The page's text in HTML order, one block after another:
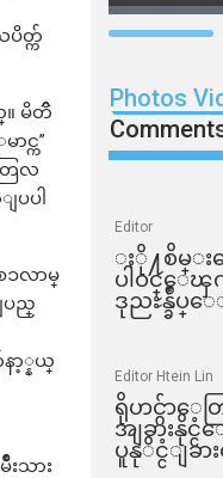
ပိတ္က်
။ မိတၳိ
င္က”
ြလ
ပါ
ၥလာမ္
ပည္
နာ့္နယ္
သား
Photos
Editor
ႏို႔စိမ္းေ
ပါဝင္ေၾ
ဒုညႊန္ခ်ဳပ္
Editor Htein Lin
ရိုဟင္ဂ်ာေတ
အျခားနိုင္
ပူနုိင္ငံျခာ